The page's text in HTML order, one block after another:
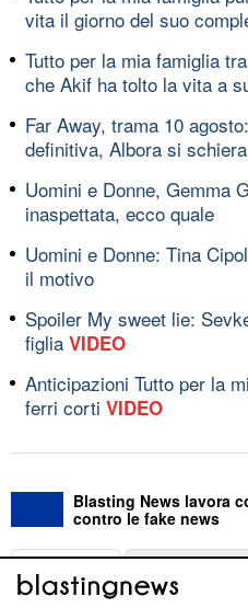
vita il giorno del suo
Tutto per la mia famiglia
che Akif ha tolto la vita a
Far Away, trama 10
definitiva, Albora si schiera
Uomini e Donne, Gemma
inaspettata, ecco quale
Uomini e Donne: Tina
il motivo
Spoiler My sweet lie:
figlia VIDEO
Anticipazioni Tutto per la
ferri corti VIDEO
Blasting News lavora
contro le fake news
ABOUT